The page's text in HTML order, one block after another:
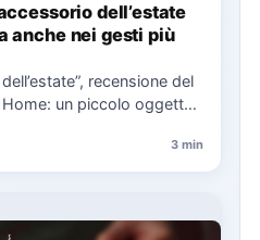
dell’estate
anche nei gesti più
recensione del
un piccolo oggetto
3 min